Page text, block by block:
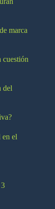
marca
cuestión
del
en el